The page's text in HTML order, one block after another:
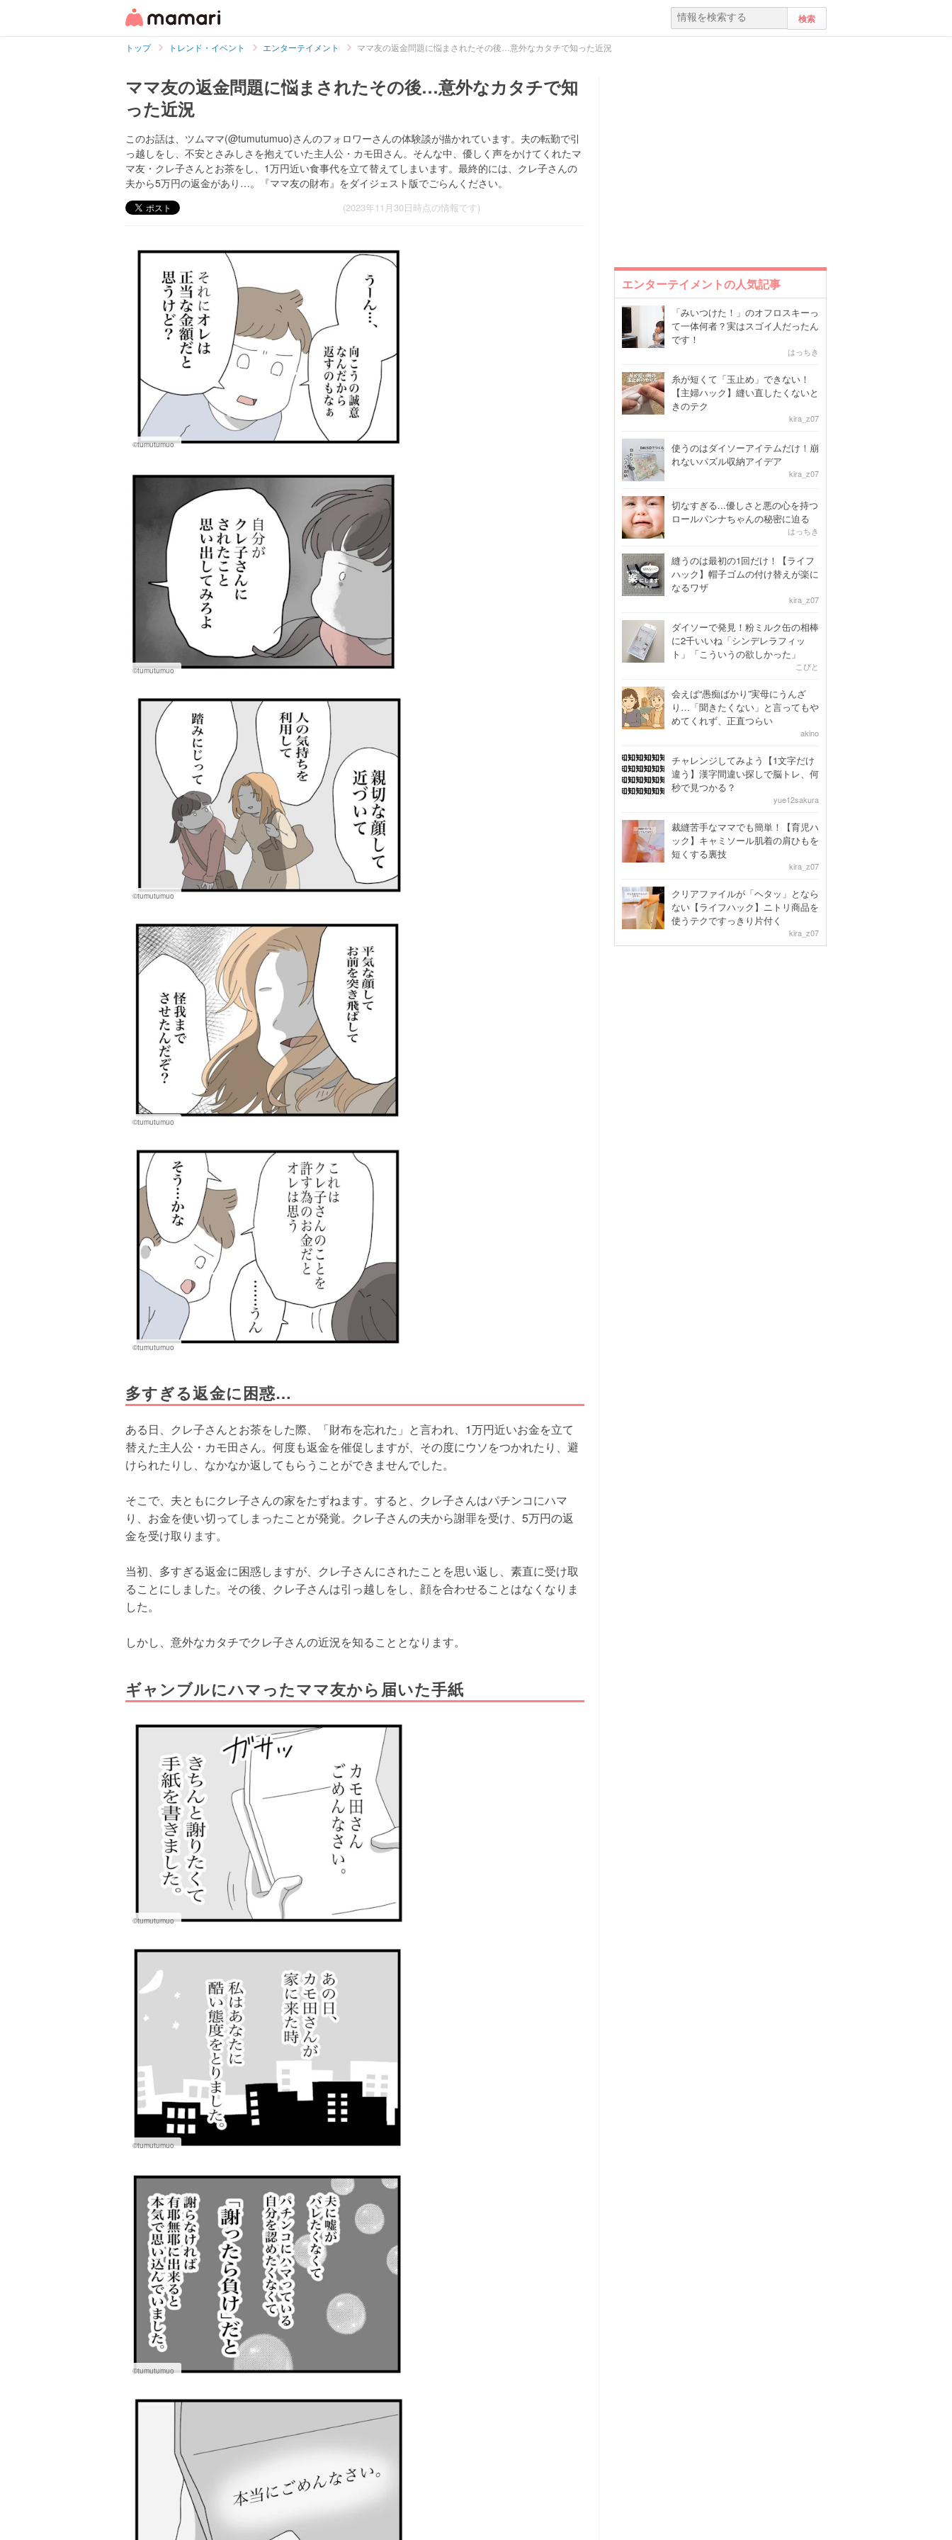
トップ トレンド・イベント エンターテイメント ママ友の返金問題に悩まされたその後…意外なカタチで知った近況
ママ友の返金問題に悩まされたその後…意外なカタチで知
った近況
このお話は、ツムママ(@tumutumuo)さんのフォロワーさんの体験談が描かれています。夫の転勤で引
っ越しをし、不安とさみしさを抱えていた主人公・カモ田さん。そんな中、優しく声をかけてくれたマ
マ友・クレ子さんとお茶をし、1万円近い食事代を立て替えてしまいます。最終的には、クレ子さんの
夫から5万円の返金があり…。『ママ友の財布』をダイジェスト版でごらんください。
(2023年11月30日時点の情報です)
©tumutumuo
©tumutumuo
©tumutumuo
©tumutumuo
©tumutumuo
多すぎる返金に困惑…
ある日、クレ子さんとお茶をした際、「財布を忘れた」と言われ、1万円近いお金を立て
替えた主人公・カモ田さん。何度も返金を催促しますが、その度にウソをつかれたり、避
けられたりし、なかなか返してもらうことができませんでした。
そこで、夫ともにクレ子さんの家をたずねます。すると、クレ子さんはパチンコにハマ
り、お金を使い切ってしまったことが発覚。クレ子さんの夫から謝罪を受け、5万円の返
金を受け取ります。
当初、多すぎる返金に困惑しますが、クレ子さんにされたことを思い返し、素直に受け取
ることにしました。その後、クレ子さんは引っ越しをし、顔を合わせることはなくなりま
した。
しかし、意外なカタチでクレ子さんの近況を知ることとなります。
ギャンブルにハマったママ友から届いた手紙
©tumutumuo
©tumutumuo
©tumutumuo
エンターテイメントの人気記事
「みいつけた！」のオフロスキーっ
て一体何者？実はスゴイ人だったん
です！
はっちき
糸が短くて「玉止め」できない！
【主婦ハック】縫い直したくないと
きのテク
kira_z07
使うのはダイソーアイテムだけ！崩
れないパズル収納アイデア
kira_z07
切なすぎる...優しさと悪の心を持つ
ロールパンナちゃんの秘密に迫る
はっちき
縫うのは最初の1回だけ！【ライフ
ハック】帽子ゴムの付け替えが楽に
なるワザ
kira_z07
ダイソーで発見！粉ミルク缶の相棒
に2千いいね「シンデレラフィッ
ト」「こういうの欲しかった」
こびと
会えば“愚痴ばかり”実母にうんざ
り…「聞きたくない」と言ってもや
めてくれず、正直つらい
akino
チャレンジしてみよう【1文字だけ
違う】漢字間違い探しで脳トレ、何
秒で見つかる？
yue12sakura
裁縫苦手なママでも簡単！【育児ハ
ック】キャミソール肌着の肩ひもを
短くする裏技
kira_z07
クリアファイルが「ヘタッ」となら
ない【ライフハック】ニトリ商品を
使うテクですっきり片付く
kira_z07